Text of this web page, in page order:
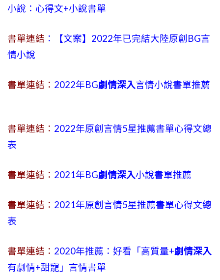
小說：心得文+小說書單
書單連結 ：【文案】2022年已完結大陸原創BG言
情小說
書單連結： 2022年BG劇情深入言情小說書單推薦
書單連結： 2022年原創言情5星推薦書單心得文總
表
書單連結： 2021年BG劇情深入小說書單推薦
書單連結： 2021年原創言情5星推薦書單心得文總
表
書單連結： 2020年推薦：好看「高質量+劇情深入
有劇情+甜寵」言情書單